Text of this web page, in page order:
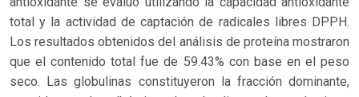
total y la actividad de captación de radicales libres DPPH.
Los resultados obtenidos del análisis de proteína mostraron
que el contenido total fue de 59.43% con base en el peso
seco. Las globulinas constituyeron la fracción dominante,